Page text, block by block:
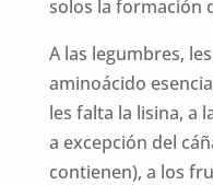
solos la formación
A las legumbres,
aminoácido
les falta la lisina, a
a excepción del
contienen), a los